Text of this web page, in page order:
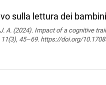
sulla lettura dei
A. (2024). Impact of a cognitive
45–69. https://doi.org/